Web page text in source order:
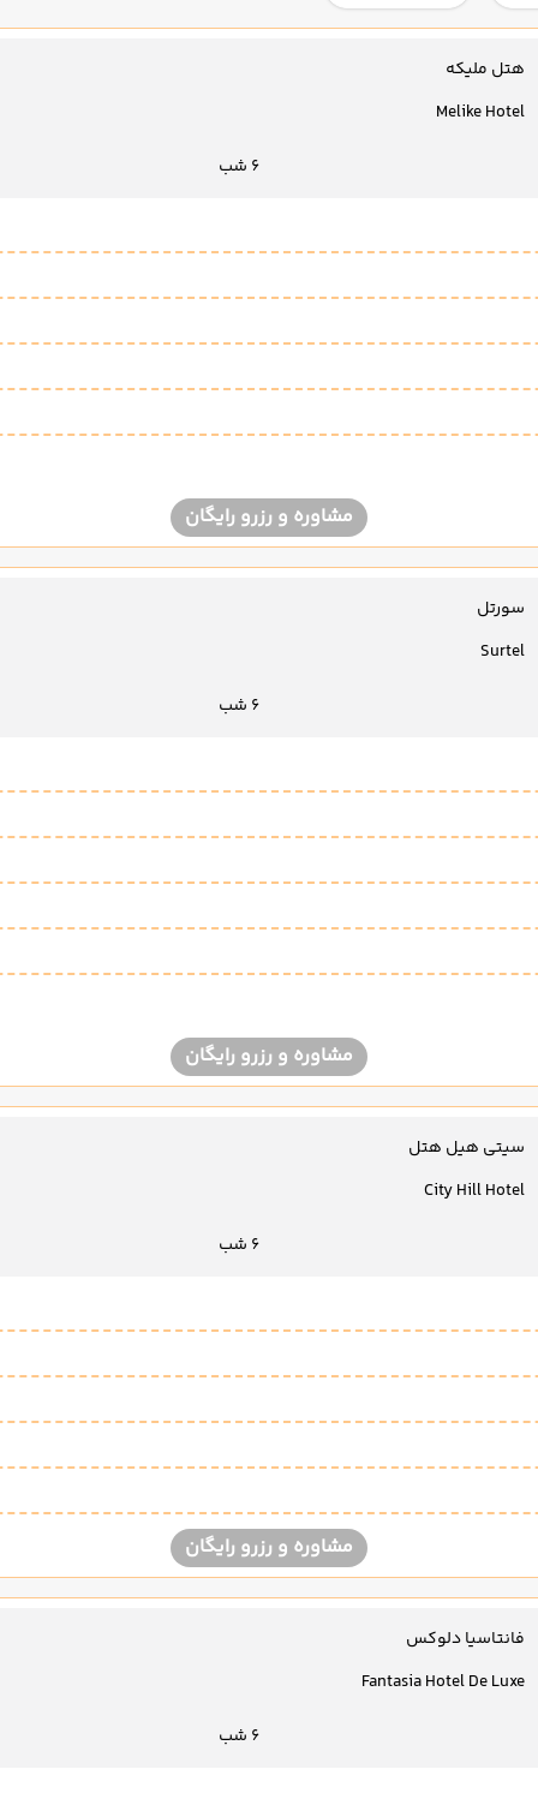
هتل ملیکه
Melike Hotel
6 شب
مشاوره و رزرو رایگان
سورتل
Surtel
6 شب
مشاوره و رزرو رایگان
سیتی هیل هتل
City Hill Hotel
6 شب
مشاوره و رزرو رایگان
فانتاسیا دلوکس
Fantasia Hotel De Luxe
6 شب